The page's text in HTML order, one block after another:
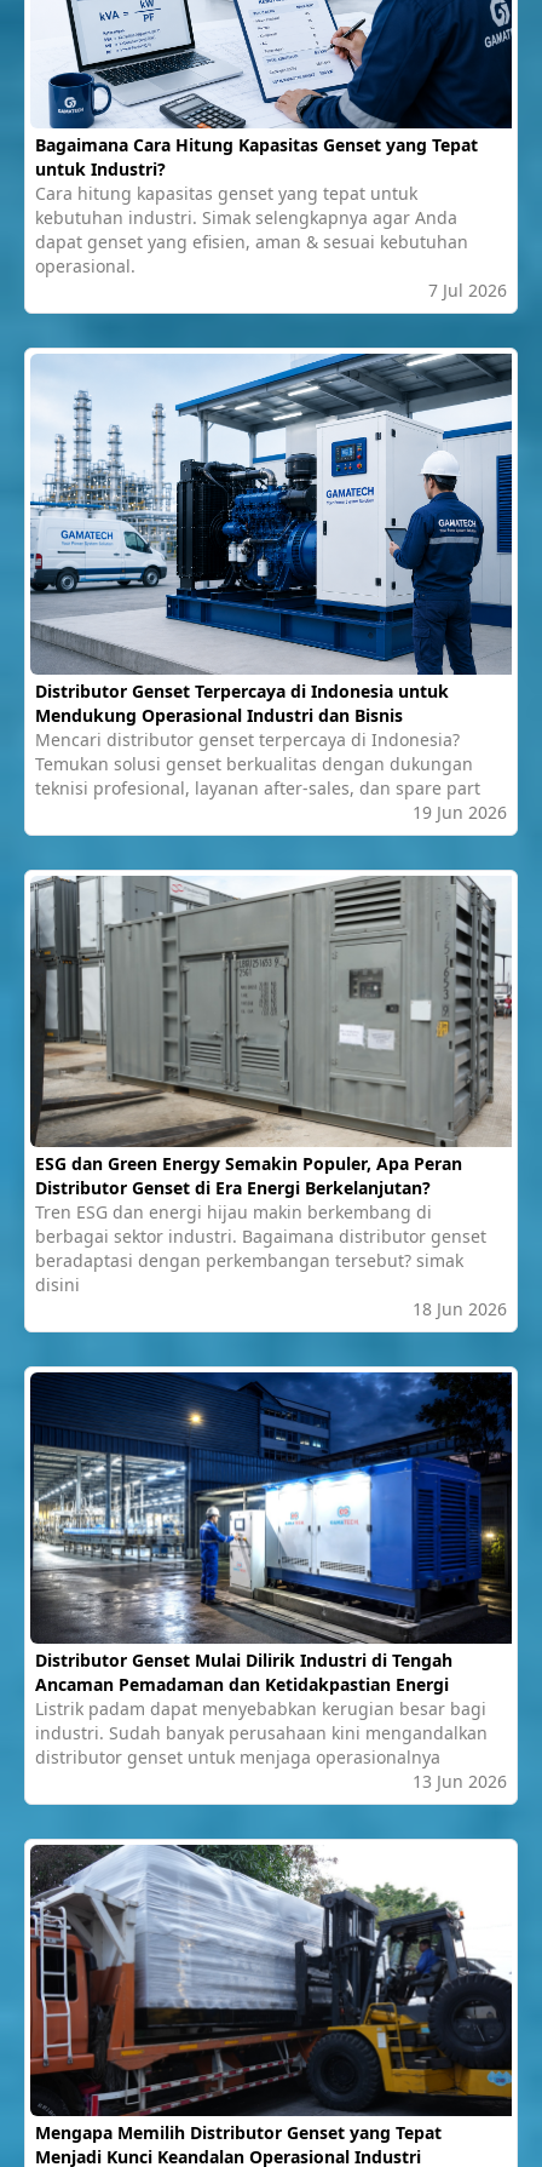
Bagaimana Cara Hitung Kapasitas Genset yang Tepat
untuk Industri?
Cara hitung kapasitas genset yang tepat untuk
kebutuhan industri. Simak selengkapnya agar Anda
dapat genset yang efisien, aman & sesuai kebutuhan
operasional.
7 Jul 2026
Distributor Genset Terpercaya di Indonesia untuk
Mendukung Operasional Industri dan Bisnis
Mencari distributor genset terpercaya di Indonesia?
Temukan solusi genset berkualitas dengan dukungan
teknisi profesional, layanan after-sales, dan spare part
19 Jun 2026
ESG dan Green Energy Semakin Populer, Apa Peran
Distributor Genset di Era Energi Berkelanjutan?
Tren ESG dan energi hijau makin berkembang di
berbagai sektor industri. Bagaimana distributor genset
beradaptasi dengan perkembangan tersebut? simak
disini
18 Jun 2026
Distributor Genset Mulai Dilirik Industri di Tengah
Ancaman Pemadaman dan Ketidakpastian Energi
Listrik padam dapat menyebabkan kerugian besar bagi
industri. Sudah banyak perusahaan kini mengandalkan
distributor genset untuk menjaga operasionalnya
13 Jun 2026
Mengapa Memilih Distributor Genset yang Tepat
Menjadi Kunci Keandalan Operasional Industri